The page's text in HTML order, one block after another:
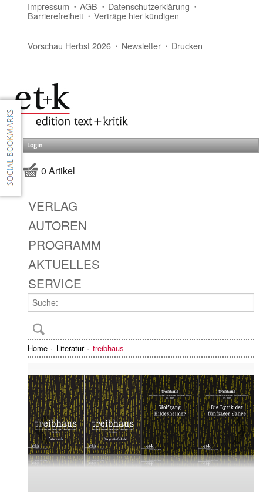
Impressum AGB Datenschutzerklärung
Barrierefreiheit Verträge hier kündigen
Vorschau Herbst 2026 Newsletter Drucken
Login
0 Artikel
VERLAG
AUTOREN
PROGRAMM
AKTUELLES
SERVICE
Home Literatur treibhaus